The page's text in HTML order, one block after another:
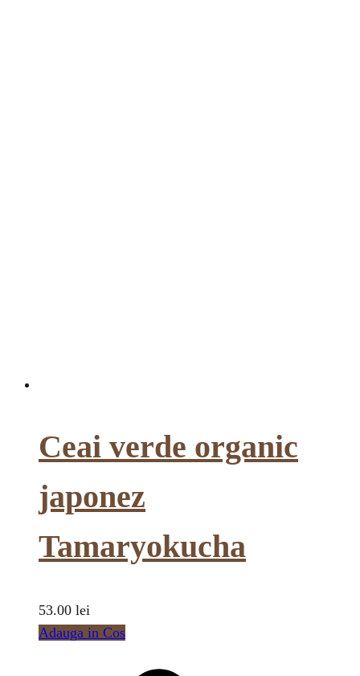
Ceai verde organic
japonez
Tamaryokucha
53.00 lei
Adauga in Cos